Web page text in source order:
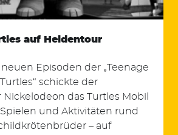
auf Heldentour
Episoden der „Teenage
schickte der
das Turtles Mobil
und Aktivitäten rund
– auf